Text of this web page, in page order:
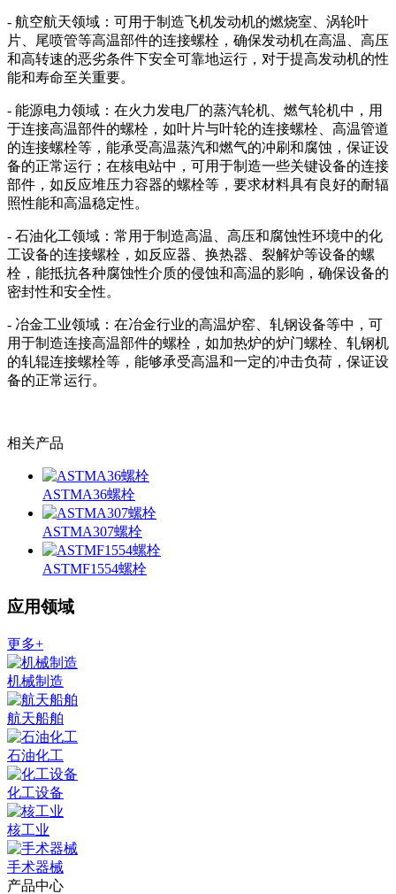
- 航空航天领域：可用于制造飞机发动机的燃烧室、涡轮叶
片、尾喷管等高温部件的连接螺栓，确保发动机在高温、高压
和高转速的恶劣条件下安全可靠地运行，对于提高发动机的性
能和寿命至关重要。
- 能源电力领域：在火力发电厂的蒸汽轮机、燃气轮机中，用
于连接高温部件的螺栓，如叶片与叶轮的连接螺栓、高温管道
的连接螺栓等，能承受高温蒸汽和燃气的冲刷和腐蚀，保证设
备的正常运行；在核电站中，可用于制造一些关键设备的连接
部件，如反应堆压力容器的螺栓等，要求材料具有良好的耐辐
照性能和高温稳定性。
- 石油化工领域：常用于制造高温、高压和腐蚀性环境中的化
工设备的连接螺栓，如反应器、换热器、裂解炉等设备的螺
栓，能抵抗各种腐蚀性介质的侵蚀和高温的影响，确保设备的
密封性和安全性。
- 冶金工业领域：在冶金行业的高温炉窑、轧钢设备等中，可
用于制造连接高温部件的螺栓，如加热炉的炉门螺栓、轧钢机
的轧辊连接螺栓等，能够承受高温和一定的冲击负荷，保证设
备的正常运行。
相关产品
ASTMA36螺栓
ASTMA307螺栓
ASTMF1554螺栓
应用领域
更多+
机械制造
航天船舶
石油化工
化工设备
核工业
手术器械
产品中心